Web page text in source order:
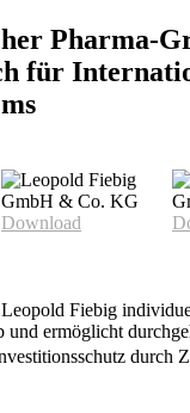
Pharma-
für
Download
Fiebig
und ermöglicht
durch